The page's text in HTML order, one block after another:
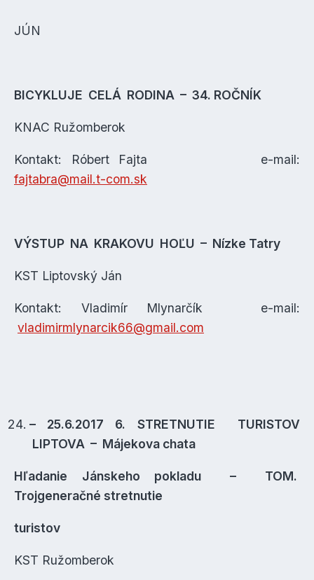
JÚN
BICYKLUJE CELÁ RODINA – 34. ROČNÍK
KNAC Ružomberok
Kontakt: Róbert Fajta e-mail:
fajtabra@mail.t-com.sk
VÝSTUP NA KRAKOVU HOĽU – Nízke Tatry
KST Liptovský Ján
Kontakt: Vladimír Mlynarčík e-mail:
vladimirmlynarcik66@gmail.com
– 25.6.2017 6. STRETNUTIE TURISTOV
LIPTOVA – Májekova chata
Hľadanie Jánskeho pokladu – TOM.
Trojgeneračné stretnutie
turistov
KST Ružomberok